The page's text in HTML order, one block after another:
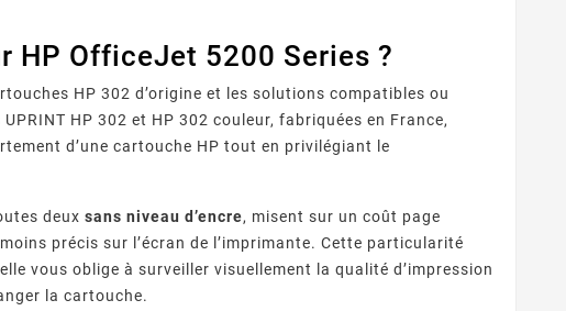
HP OfficeJet 5200 Series ?
HP 302 d’origine et les solutions compatibles ou
HP 302 et HP 302 couleur, fabriquées en France,
d’une cartouche HP tout en privilégiant le
deuxsans niveau d’encre, misent sur un coût page
précis sur l’écran de l’imprimante. Cette particularité
vous oblige à surveiller visuellement la qualité d’impression
la cartouche.